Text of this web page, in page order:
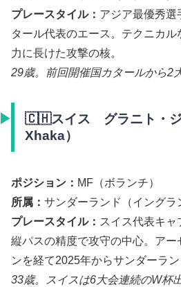
プレースタイル： アジア最優秀選
タール代表のエース。テクニカ
力に長けた攻撃の核。
29歳。前回開催国カタールから2
🇨🇭スイス グラニト・
Xhaka）
ポジション： MF（ボランチ）
所属： サンダーランド（イングラ
プレースタイル： スイス代表キャ
縦パスの精度で攻守の中心。ア
ンを経て2025年からサンダーラン
33歳。スイスは6大会連続のW杯